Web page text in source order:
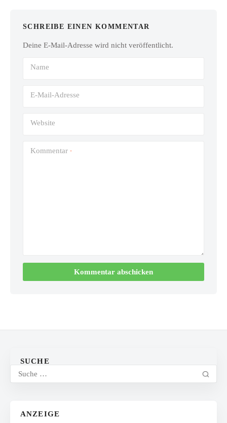
SCHREIBE EINEN KOMMENTAR
Deine E-Mail-Adresse wird nicht veröffentlicht.
Name
E-Mail-Adresse
Website
Kommentar *
SUCHE
ANZEIGE